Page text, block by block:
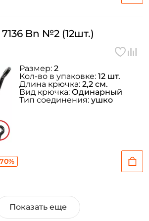
Bn №2 (12шт.)
Размер: 2
Кол-во в упаковке: 12 шт.
Длина крючка: 2,2 см.
Вид крючка: Одинарный
Тип соединения: ушко
Показать еще